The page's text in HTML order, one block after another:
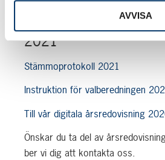
AVVISA
ber vi dig att kontakta oss.
2021
Stämmoprotokoll 2021
Instruktion för valberedningen
Till vår digitala årsredovisning
Önskar du ta del av
ber vi dig att kontakta oss.